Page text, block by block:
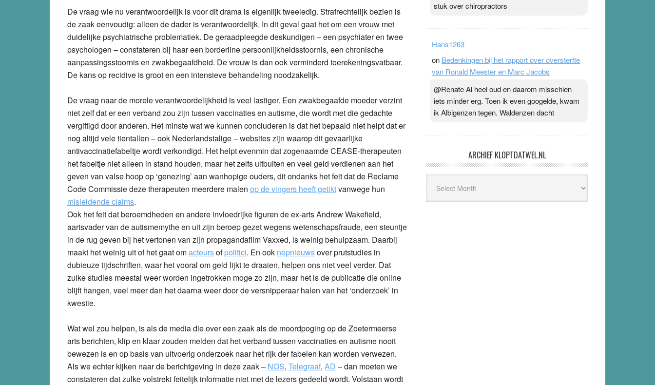
De vraag wie nu verantwoordelijk is voor dit drama is eigenlijk tweeledig. Strafrechtelijk bezien is
de zaak eenvoudig: alleen de dader is verantwoordelijk. In dit geval gaat het om een vrouw met
duidelijke psychiatrische problematiek. De geraadpleegde deskundigen – een psychiater en twee
psychologen – constateren bij haar een borderline persoonlijkheidsstoornis, een chronische
aanpassingsstoornis en zwakbegaafdheid. De vrouw is dan ook verminderd toerekeningsvatbaar.
De kans op recidive is groot en een intensieve behandeling noodzakelijk.
De vraag naar de morele verantwoordelijkheid is veel lastiger. Een zwakbegaafde moeder verzint
niet zelf dat er een verband zou zijn tussen vaccinaties en autisme, die wordt met die gedachte
vergiftigd door anderen. Het minste wat we kunnen concluderen is dat het bepaald niet helpt dat er
nog altijd vele tientallen – ook Nederlandstalige – websites zijn waarop dit gevaarlijke
antivaccinatiefabeltje wordt verkondigd. Het helpt evenmin dat zogenaamde CEASE-therapeuten
het fabeltje niet alleen in stand houden, maar het zelfs uitbuiten en veel geld verdienen aan het
geven van valse hoop op ‘genezing’ aan wanhopige ouders, dit ondanks het feit dat de Reclame
Code Commissie deze therapeuten meerdere malen op de vingers heeft getiktvanwege hun
misleidende claims.
Ook het feit dat beroemdheden en andere invloedrijke figuren de ex-arts Andrew Wakefield,
aartsvader van de autismemythe en uit zijn beroep gezet wegens wetenschapsfraude, een steuntje
in de rug geven bij het vertonen van zijn propagandafilm Vaxxed, is weinig behulpzaam. Daarbij
maakt het weinig uit of het gaat omacteursofpolitici. En ook nepnieuwsover prutstudies in
dubieuze tijdschriften, waar het vooral om geld lijkt te draaien, helpen ons niet veel verder. Dat
zulke studies meestal weer worden ingetrokken moge zo zijn, maar het is de publicatie die online
blijft hangen, veel meer dan het daarna weer door de versnipperaar halen van het ‘onderzoek’ in
kwestie.
Wat wel zou helpen, is als de media die over een zaak als de moordpoging op de Zoetermeerse
arts berichten, klip en klaar zouden melden dat het verband tussen vaccinaties en autisme nooit
bewezen is en op basis van uitvoerig onderzoek naar het rijk der fabelen kan worden verwezen.
Als we echter kijken naar de berichtgeving in deze zaak – NOS, Telegraaf, AD – dan moeten we
constateren dat zulke volstrekt feitelijk informatie niet met de lezers gedeeld wordt. Volstaan wordt
stuk over chiropractors
Hans1263
on Bedenkingen bij het rapport over oversterfte
van Ronald Meester en Marc Jacobs
@Renate Al heel oud en daarom misschien
iets minder erg. Toen ik even googelde, kwam
ik Albigenzen tegen. Waldenzen dacht
ARCHIEF KLOPTDATWEL.NL
Kloptdatwel.nl